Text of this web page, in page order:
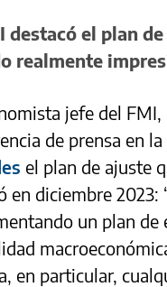
destacó el plan
realmente
jefe del FMI,
de prensa en
el plan de ajuste
en diciembre
un plan de
en particular,